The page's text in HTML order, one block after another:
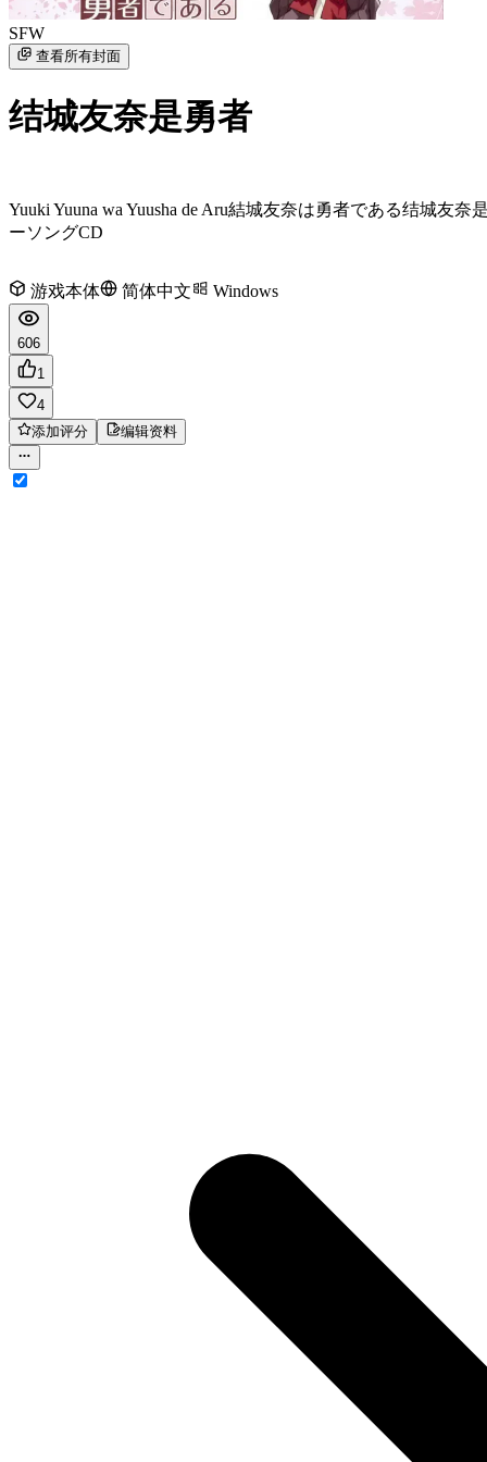
SFW
查看所有封面
结城友奈是勇者
Yuuki Yuuna wa Yuusha de Aru結城友奈は勇者である结城友奈
ーソングCD
游戏本体 简体中文 Windows
606
1
4
添加评分
编辑资料